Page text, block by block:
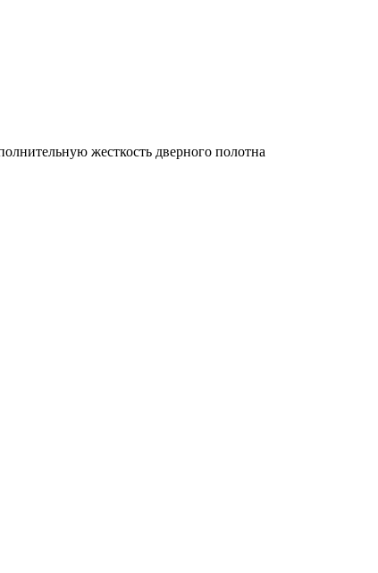
жесткость дверного полотна